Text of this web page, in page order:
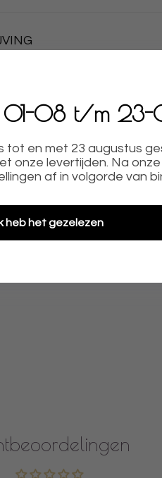
afwasmiddel. Laat plat
Te gebruiken
zijn deze makkelijk aan
stencils goed en
de taart zijn aan te
01-08 t/m
tot en met 23 augustus
onze levertijden. Na
af in volgorde van
heb het gezelezen